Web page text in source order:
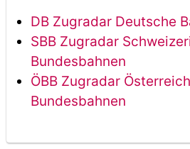
DB Zugradar Deutsche
SBB Zugradar
Bundesbahnen
ÖBB Zugradar
Bundesbahnen